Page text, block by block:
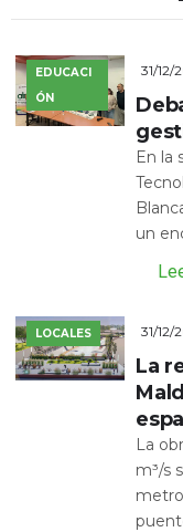
EDUCACI
ÓN
31/12/
En la
un
LOCALES 31/12/
La
La
m³/s